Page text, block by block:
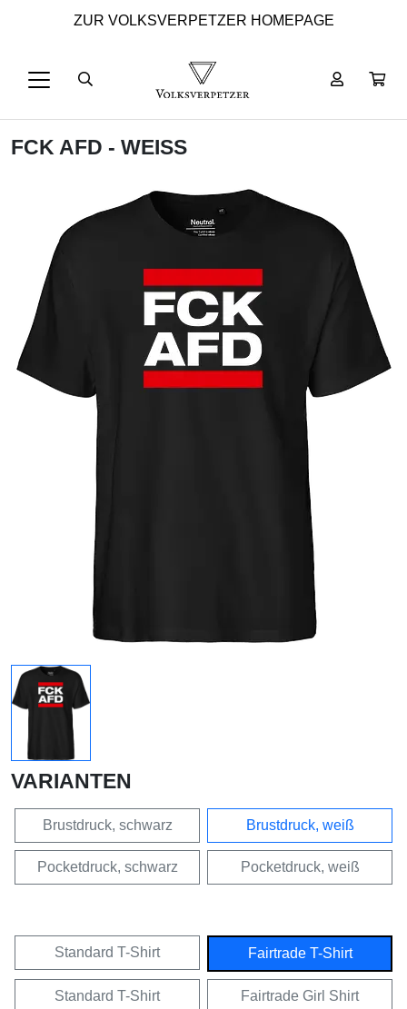
ZUR VOLKSVERPETZER HOMEPAGE
FCK AFD - WEISS
VARIANTEN
Brustdruck, schwarz Brustdruck, weiß
Pocketdruck, schwarz Pocketdruck, weiß
Standard T-Shirt Fairtrade T-Shirt
Standard T-Shirt
Fairtrade Girl Shirt